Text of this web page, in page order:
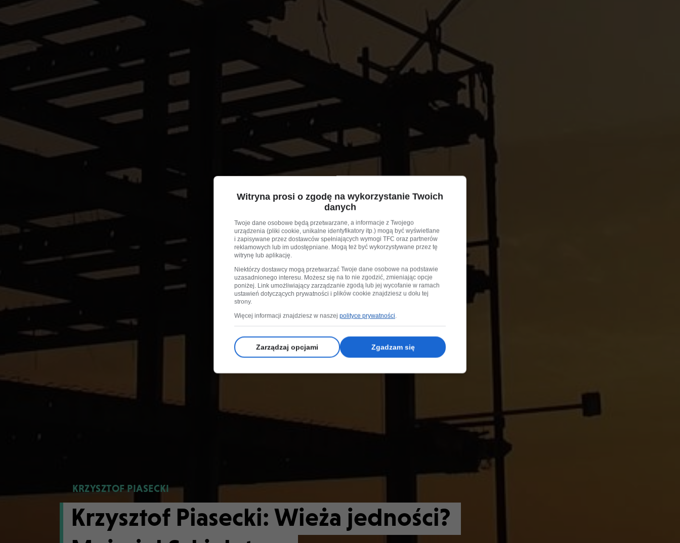
KRZYSZTOF PIASECKI
Krzysztof Piasecki: Wieża jedności?
Witryna prosi o zgodę na wykorzystanie Twoich
danych
Twoje dane osobowe będą przetwarzane, a informacje z Twojego
urządzenia (pliki cookie, unikalne identyfikatory itp.) mogą być wyświetlane
i zapisywane przez dostawców spełniających wymogi TFC oraz partnerów
reklamowych lub im udostępniane. Mogą też być wykorzystywane przez tę
witrynę lub aplikację.
Niektórzy dostawcy mogą przetwarzać Twoje dane osobowe na podstawie
uzasadnionego interesu. Możesz się na to nie zgodzić, zmieniając opcje
poniżej. Link umożliwiający zarządzanie zgodą lub jej wycofanie w ramach
ustawień dotyczących prywatności i plików cookie znajdziesz u dołu tej
strony.
Więcej informacji znajdziesz w naszej polityce prywatności.
Zarządzaj opcjami Zgadzam się